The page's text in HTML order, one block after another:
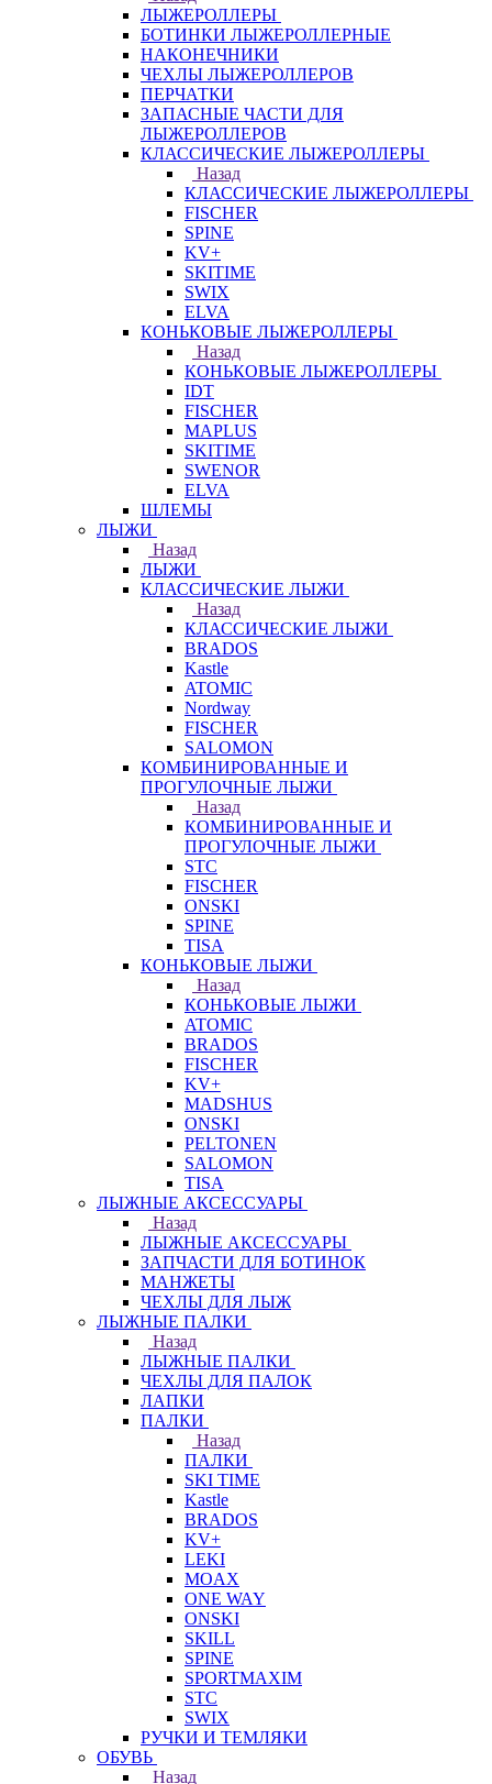
ЛЫЖЕРОЛЛЕРЫ
БОТИНКИ ЛЫЖЕРОЛЛЕРНЫЕ
НАКОНЕЧНИКИ
ЧЕХЛЫ ЛЫЖЕРОЛЛЕРОВ
ПЕРЧАТКИ
ЗАПАСНЫЕ ЧАСТИ ДЛЯ
ЛЫЖЕРОЛЛЕРОВ
КЛАССИЧЕСКИЕ ЛЫЖЕРОЛЛЕРЫ
Назад
КЛАССИЧЕСКИЕ ЛЫЖЕРОЛЛЕРЫ
FISCHER
SPINE
KV+
SKITIME
SWIX
ELVA
КОНЬКОВЫЕ ЛЫЖЕРОЛЛЕРЫ
Назад
КОНЬКОВЫЕ ЛЫЖЕРОЛЛЕРЫ
IDT
FISCHER
MAPLUS
SKITIME
SWENOR
ELVA
ШЛЕМЫ
ЛЫЖИ
Назад
ЛЫЖИ
КЛАССИЧЕСКИЕ ЛЫЖИ
Назад
КЛАССИЧЕСКИЕ ЛЫЖИ
BRADOS
Kastle
ATOMIC
Nordway
FISCHER
SALOMON
КОМБИНИРОВАННЫЕ И
ПРОГУЛОЧНЫЕ ЛЫЖИ
Назад
КОМБИНИРОВАННЫЕ И
ПРОГУЛОЧНЫЕ ЛЫЖИ
STC
FISCHER
ONSKI
SPINE
TISA
КОНЬКОВЫЕ ЛЫЖИ
Назад
КОНЬКОВЫЕ ЛЫЖИ
ATOMIC
BRADOS
FISCHER
KV+
MADSHUS
ONSKI
PELTONEN
SALOMON
TISA
ЛЫЖНЫЕ АКСЕССУАРЫ
Назад
ЛЫЖНЫЕ АКСЕССУАРЫ
ЗАПЧАСТИ ДЛЯ БОТИНОК
МАНЖЕТЫ
ЧЕХЛЫ ДЛЯ ЛЫЖ
ЛЫЖНЫЕ ПАЛКИ
Назад
ЛЫЖНЫЕ ПАЛКИ
ЧЕХЛЫ ДЛЯ ПАЛОК
ЛАПКИ
ПАЛКИ
Назад
ПАЛКИ
SKI TIME
Kastle
BRADOS
KV+
LEKI
MOAX
ONE WAY
ONSKI
SKILL
SPINE
SPORTMAXIM
STC
SWIX
РУЧКИ И ТЕМЛЯКИ
ОБУВЬ
Назад